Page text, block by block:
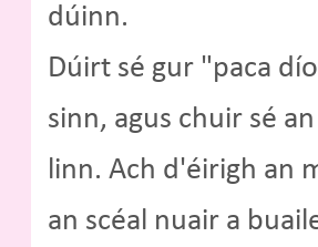
dúinn.
Dúirt sé gur "paca
sinn, agus chuir sé
linn. Ach d'éirigh an
an scéal nuair a